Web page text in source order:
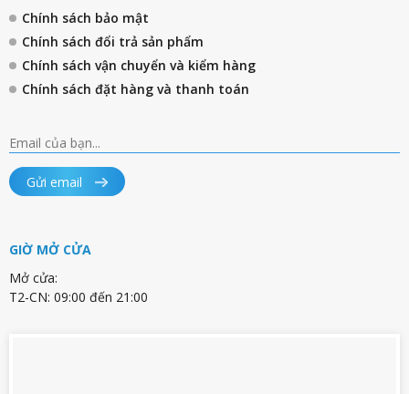
Chính sách bảo mật
Chính sách đổi trả sản phẩm
Chính sách vận chuyển và kiểm hàng
Chính sách đặt hàng và thanh toán
Gửi email
GIỜ MỞ CỬA
Mở cửa:
T2-CN: 09:00 đến 21:00